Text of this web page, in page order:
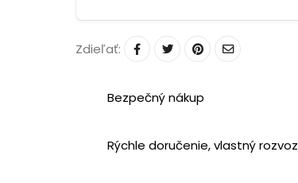
Zdieľať:
Bezpečný nákup
Rýchle doručenie, vlastný rozvoz